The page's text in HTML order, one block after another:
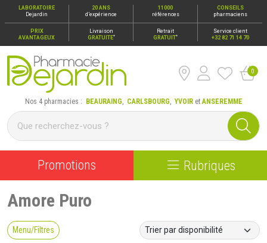
LABORATOIRE
Dejardin
20 ANS
d’expérience
11000
références
CONSEILS
pharmaciens
PRIX
AVANTAGEUX
Livraison
GRATUITE*
Retrait
GRATUIT*
Service client
+32 82 71 14 70
Pharmacie Dejardin Nos 4 pharmacies : Beauraing,
0
Nos 4 pharmacies : BEAURAING, CARLSBOURG,YVOIRetANSEREMME
Promotions Rubriques
Amore Puro
Menu/Filtres